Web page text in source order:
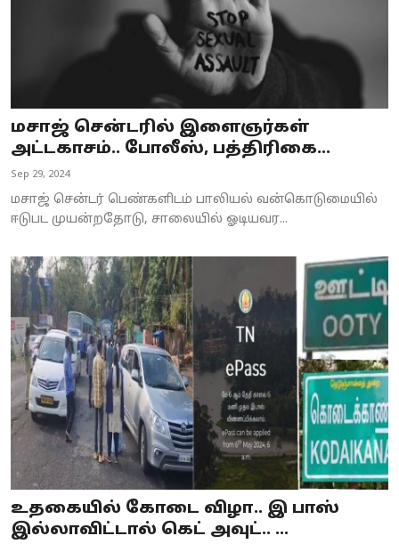
மசாஜ் சென்டரில் இளைஞர்கள்
அட்டகாசம்.. போலீஸ், பத்திரிகை...
Sep 29, 2024
மசாஜ் சென்டர் பெண்களிடம் பாலியல் வன்கொடுமையில்
ஈடுபட முயன்றதோடு, சாலையில் ஓடியவர...
உதகையில் கோடை விழா.. இ பாஸ்
இல்லாவிட்டால் கெட் அவுட்.. ...